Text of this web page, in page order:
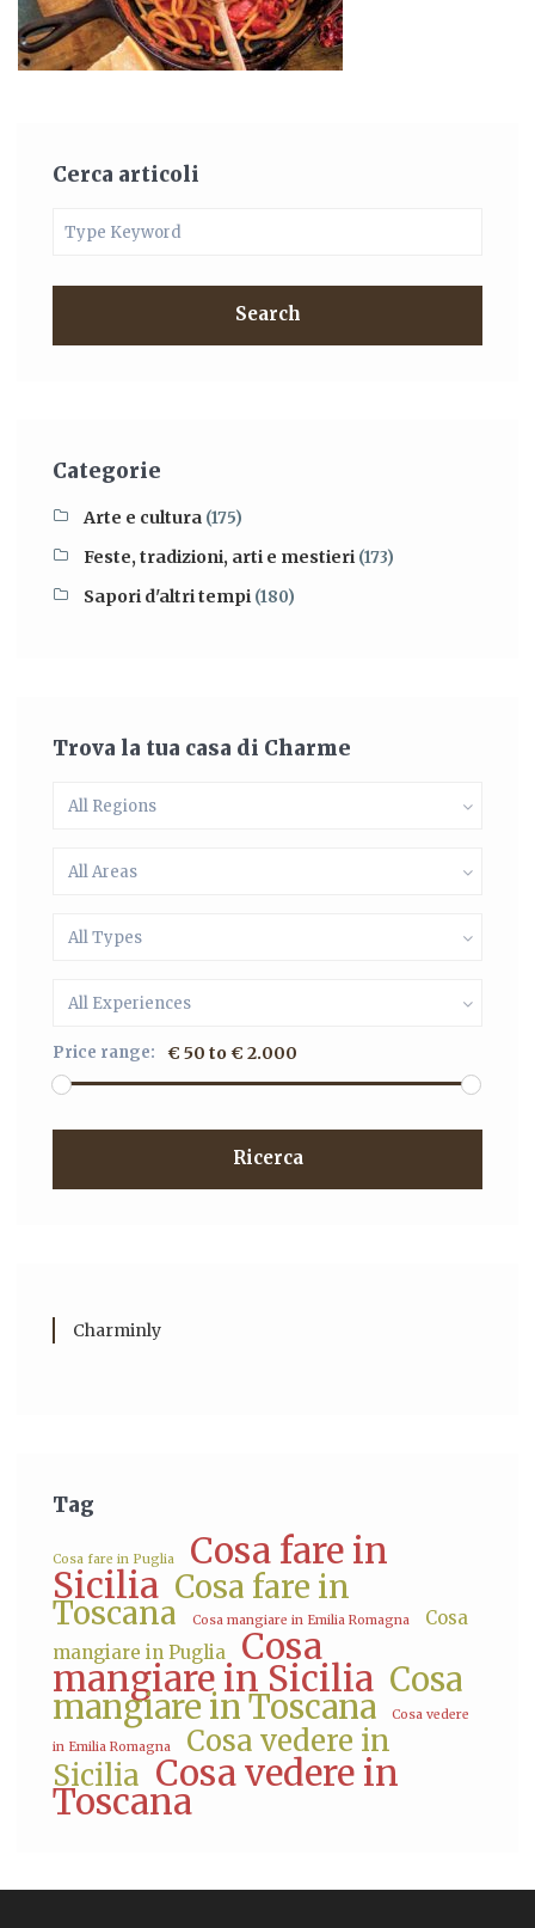
Cerca articoli
Search
Categorie
Arte e cultura (175)
Feste, tradizioni, arti e mestieri (173)
Sapori d'altri tempi (180)
Trova la tua casa di Charme
All Regions
All Areas
All Types
All Experiences
Price range: € 50 to € 2.000
Ricerca
Charminly
Tag
Cosa fare in Puglia Cosa fare in
Sicilia Cosa fare in
Toscana Cosa mangiare in Emilia Romagna
Cosa
mangiare in Puglia
Cosa
mangiare in Sicilia Cosa
mangiare in Toscana Cosa vedere
in Emilia Romagna
Cosa vedere in
Sicilia Cosa vedere in
Toscana